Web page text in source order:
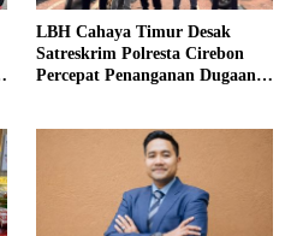
LBH Cahaya Timur Desak
Satreskrim Polresta Cirebon
Percepat Penanganan Dugaan